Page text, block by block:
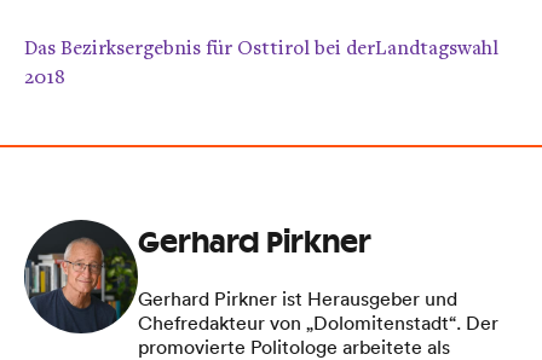
Das Bezirksergebnis für Osttirol bei derLandtagswahl
2018
Gerhard Pirkner
Gerhard Pirkner ist Herausgeber und
Chefredakteur von „Dolomitenstadt“. Der
promovierte Politologe arbeitete als